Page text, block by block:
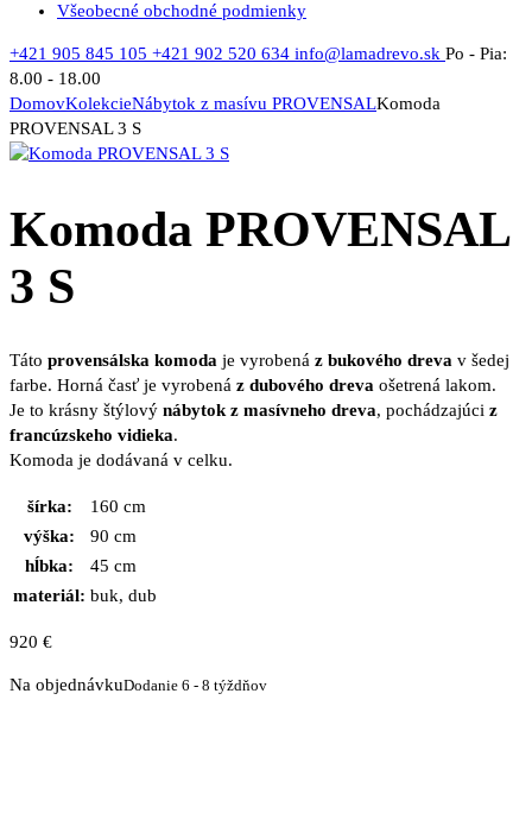
Všeobecné obchodné podmienky
+421 905 845 105 +421 902 520 634 info@lamadrevo.sk Po - Pia:
8.00 - 18.00
DomovKolekcieNábytok z masívu PROVENSALKomoda
PROVENSAL 3 S
Komoda PROVENSAL
3 S
Táto provensálska komoda je vyrobená z bukového dreva v šedej
farbe. Horná časť je vyrobená z dubového dreva ošetrená lakom.
Je to krásny štýlový nábytok z masívneho dreva, pochádzajúci z
francúzskeho vidieka.
Komoda je dodávaná v celku.
šírka:
160 cm
výška:
90 cm
hĺbka:
45 cm
materiál: buk, dub
920 €
Na objednávkuDodanie 6 - 8 týždňov